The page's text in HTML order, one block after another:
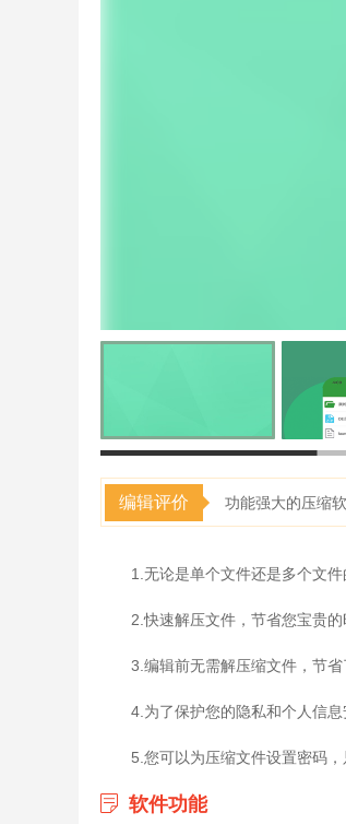
编辑评价 功能强大的压缩
1.无论是单个文件还是多个文
2.快速解压文件，节省您宝贵
3.编辑前无需解压缩文件，节
4.为了保护您的隐私和个人信
5.您可以为压缩文件设置密码
软件功能